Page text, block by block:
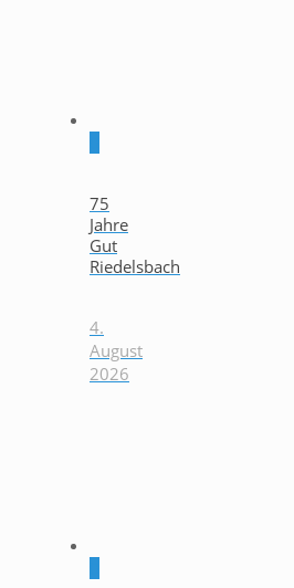
75
Jahre
Gut
Riedelsbach
4.
August
2026